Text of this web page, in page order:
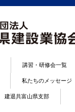
講習・研修会一覧
私たちのメッセージ
建退共富山県支部